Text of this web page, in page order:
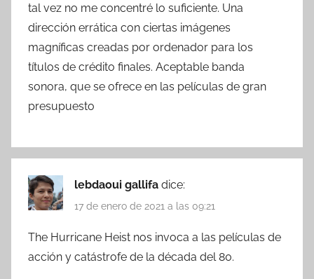
tal vez no me concentré lo suficiente. Una
dirección errática con ciertas imágenes
magníficas creadas por ordenador para los
títulos de crédito finales. Aceptable banda
sonora, que se ofrece en las películas de gran
presupuesto
lebdaoui gallifa dice:
17 de enero de 2021 a las 09:21
The Hurricane Heist nos invoca a las películas de
acción y catástrofe de la década del 80.